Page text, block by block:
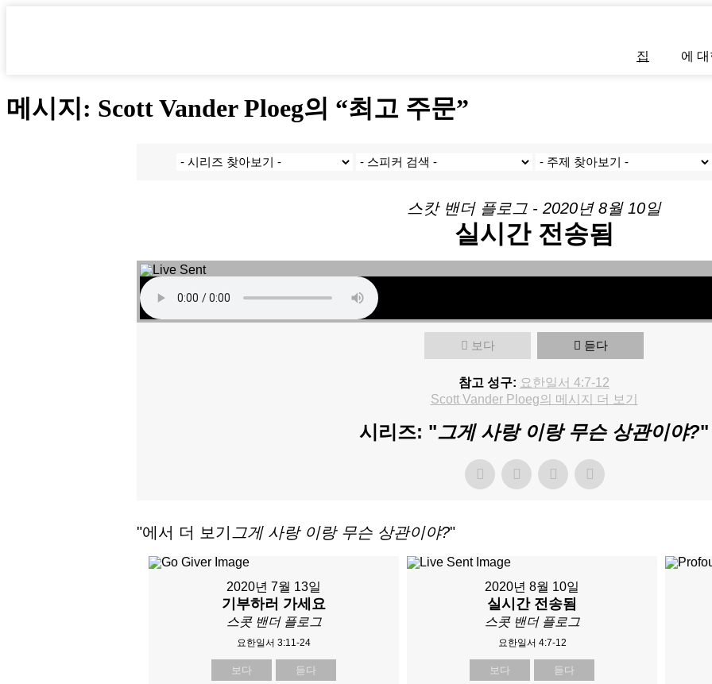
너
뛰
집 에
메시지: Scott Vander Ploeg의 “최고 주문”
스캇 밴더 플로그 - 2020년 8월 10일
실시간 전송됨
보다 듣다
참고 성구: 요한일서 4:7-12
Scott Vander Ploeg의 메시지 더 보기
시리즈: "그게 사랑 이랑 무슨 상관이야?"
"에서 더 보기 그게 사랑 이랑 무슨 상관이야?"
2020년 7월 13일
기부하러 가세요
스콧 밴더 플로그
요한일서 3:11-24
보다 듣다
2020년 8월 10일
실시간 전송됨
스콧 밴더 플로그
요한일서 4:7-12
보다 듣다